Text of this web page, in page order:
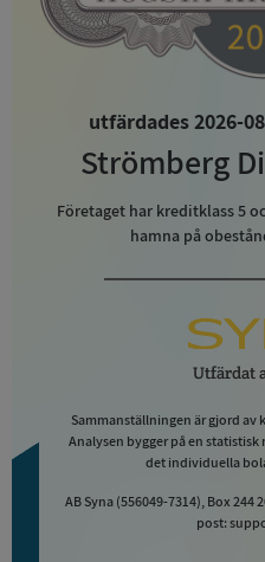
utfärdades 2026-
Strömberg
Företaget har kreditklass5
hamna på
Utfärdat
Sammanställningen är gjord
Analysen bygger på en
det individuella
AB Syna (556049-7314), Box 244
post: